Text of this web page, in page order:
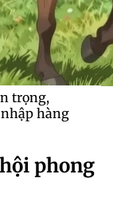
trọng,
hàng
phong